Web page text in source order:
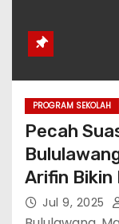
PROGRAM SEKOLAH
Pecah
Arifin Bikin
Jul 9, 2025